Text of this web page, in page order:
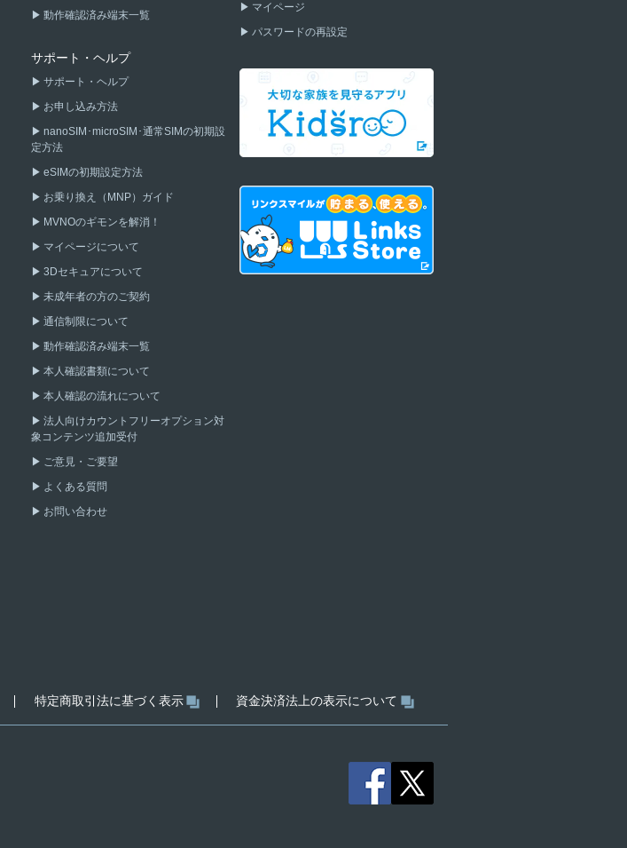
動作確認済み端末一覧
サポート・ヘルプ
サポート・ヘルプ
お申し込み方法
nanoSIM･microSIM･通常SIMの初期設
定方法
eSIMの初期設定方法
お乗り換え（MNP）ガイド
MVNOのギモンを解消！
マイページについて
3Dセキュアについて
未成年者の方のご契約
通信制限について
動作確認済み端末一覧
本人確認書類について
本人確認の流れについて
法人向けカウントフリーオプション対
象コンテンツ追加受付
ご意見・ご要望
よくある質問
お問い合わせ
マイページ
パスワードの再設定
特定商取引法に基づく表示 資金決済法上の表示について